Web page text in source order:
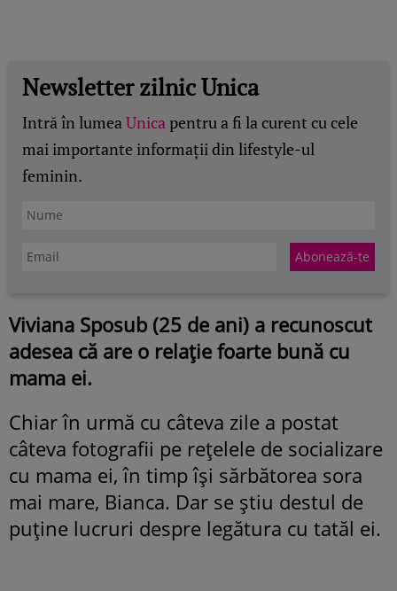
Newsletter zilnic Unica
Intră în lumeaUnicapentru a fi la curent cu cele
mai importante informații din lifestyle-ul
feminin.
Viviana Sposub (25 de ani) a recunoscut
adesea că are o relație foarte bună cu
mama ei.
Chiar în urmă cu câteva zile a postat
câteva fotografii pe rețelele de socializare
cu mama ei, în timp își sărbătorea sora
mai mare, Bianca. Dar se știu destul de
puține lucruri despre legătura cu tatăl ei.